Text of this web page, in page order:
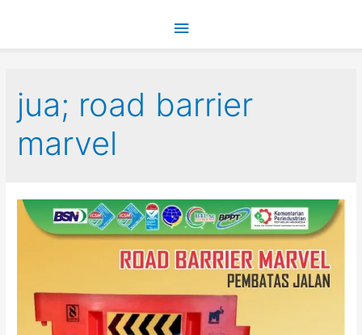
Main
jua; road barrier
marvel